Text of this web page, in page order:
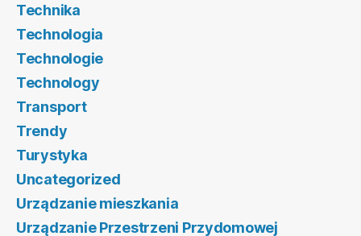
Technika
Technologia
Technologie
Technology
Transport
Trendy
Turystyka
Uncategorized
Urządzanie mieszkania
Urządzanie Przestrzeni Przydomowej